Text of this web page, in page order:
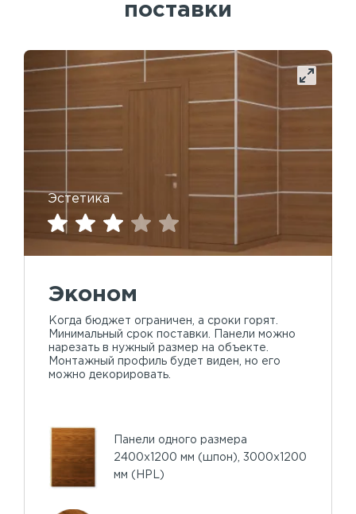
поставки
Эстетика
Эконом
Когда бюджет ограничен, а сроки горят.
Минимальный срок поставки. Панели можно
нарезать в нужный размер на объекте.
Монтажный профиль будет виден, но его
можно декорировать.
Панели одного размера
2400х1200 мм (шпон), 3000х1200
мм (HPL)